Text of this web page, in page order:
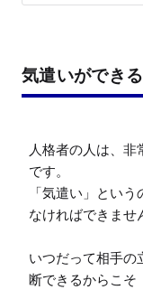
気遣いができる
人格者の人は、
です。
「気遣い」とい
なければできませ
いつだって相手の
断できるからこそ